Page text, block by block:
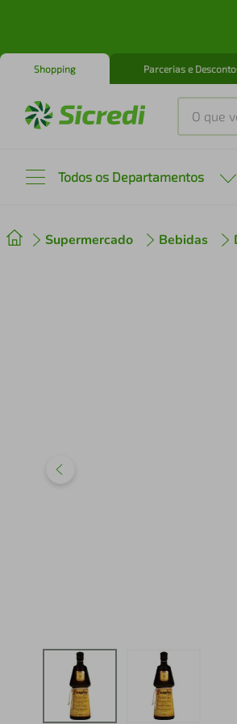
Shopping Parcerias e
O que
Todos os Departamentos
Supermercado Bebidas
2º